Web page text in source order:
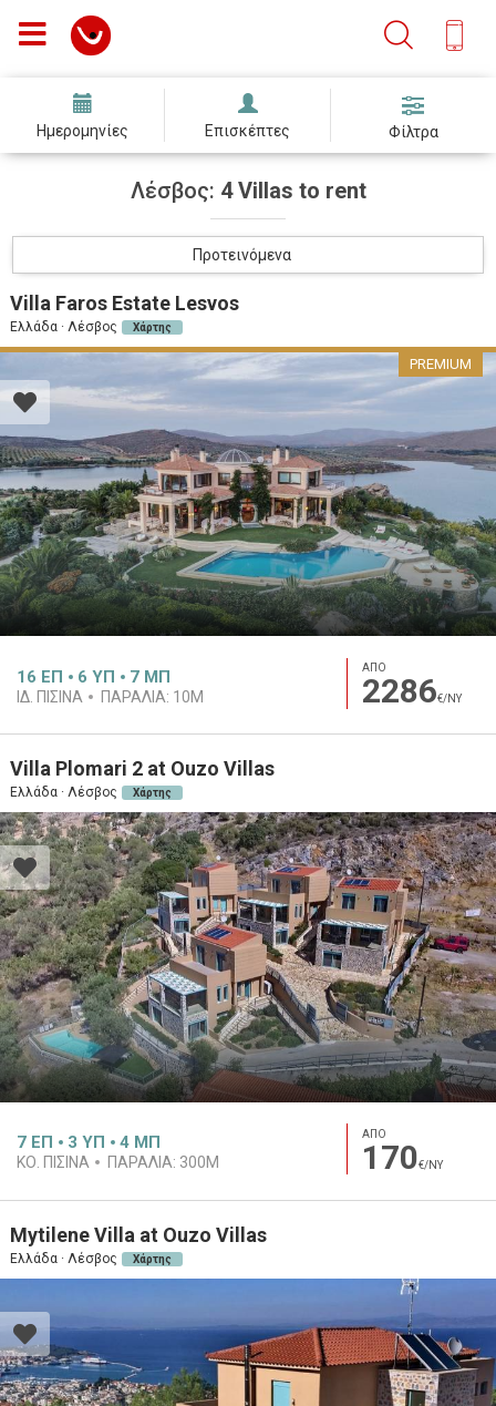
Ημερομηνίες Επισκέπτες Φίλτρα
Λέσβος: 4 Villas to rent
Προτεινόμενα
Villa Faros Estate Lesvos
Ελλάδα · Λέσβος Χάρτης
PREMIUM
16 ΕΠ 6 ΥΠ 7 ΜΠ
ΙΔ. ΠΙΣΙΝΑ ΠΑΡΑΛΙΑ: 10M
ΑΠΟ
2286€/ΝΥ
Villa Plomari 2 at Ouzo Villas
Ελλάδα · Λέσβος Χάρτης
7 ΕΠ 3 ΥΠ 4 ΜΠ
ΚΟ. ΠΙΣΙΝΑ ΠΑΡΑΛΙΑ: 300M
ΑΠΟ
170€/ΝΥ
Mytilene Villa at Ouzo Villas
Ελλάδα · Λέσβος Χάρτης